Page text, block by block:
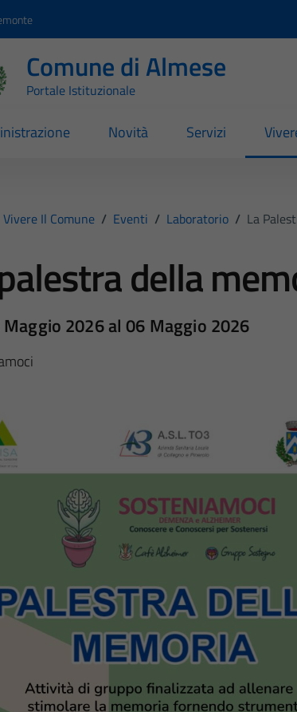
Comune di Almese
Portale Istituzionale
Novità Servizi
Vivere Il Comune / Eventi / Laboratorio / La
della
2026 al 06 Maggio 2026